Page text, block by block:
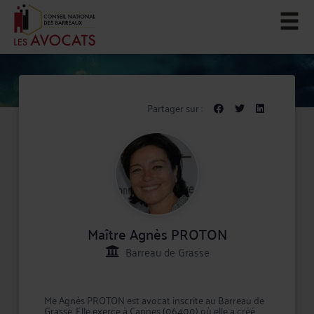
Partager sur :
Maître Agnès PROTON
Barreau de Grasse
Me Agnès PROTON est avocat inscrite au Barreau de
Grasse. Elle exerce à Cannes (06400) où elle a créé